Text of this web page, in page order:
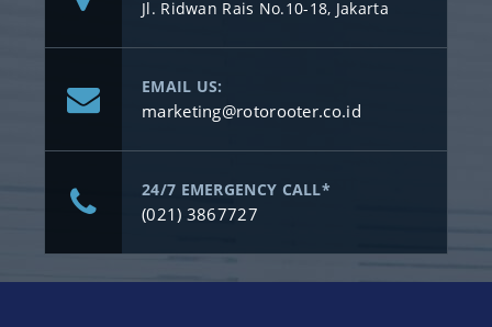
Jl. Ridwan Rais No.10-18, Jakarta
EMAIL US:
marketing@rotorooter.co.id
24/7 EMERGENCY CALL*
(021) 3867727